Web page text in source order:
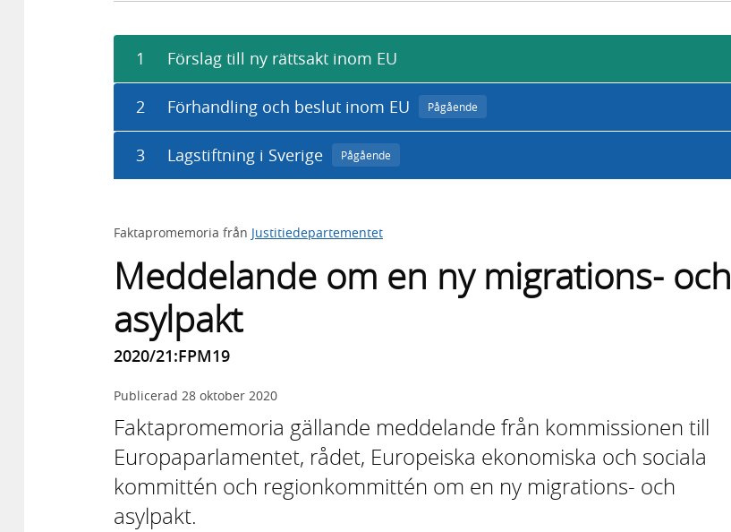
1 Förslag till ny rättsakt inom EU
2 Förhandling och beslut inom EU Pågående
3 Lagstiftning i Sverige Pågående
Faktapromemoria från Justitiedepartementet
Meddelande om en ny migrations- och
asylpakt
2020/21:FPM19
Publicerad 28 oktober 2020
Fakta­prome­moria gällande meddelande från kom­mis­sionen till
Europa­parla­mentet, rådet, Europeiska ekon­omiska och sociala
kom­mittén och region­kommittén om en ny migrations- och
asylpakt.